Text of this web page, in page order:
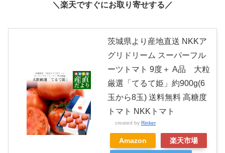
＼楽天ですぐにお取り寄せする／
茨城県より産地直送 NKKア
グリドリーム スーパーフル
ーツトマト 9度＋ A品 大粒
厳選「てるて姫」約900g(6
玉から8玉) 送料無料 高糖度
トマト NKKトマト
created by Rinker
Amazon 楽天市場